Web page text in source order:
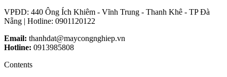
VPĐD: 440 Ông Ích Khiêm - Vĩnh Trung - Thanh Khê - TP Đà
Nẵng | Hotline: 0901120122
Email: thanhdat@maycongnghiep.vn
Hotline: 0913985808
Contents